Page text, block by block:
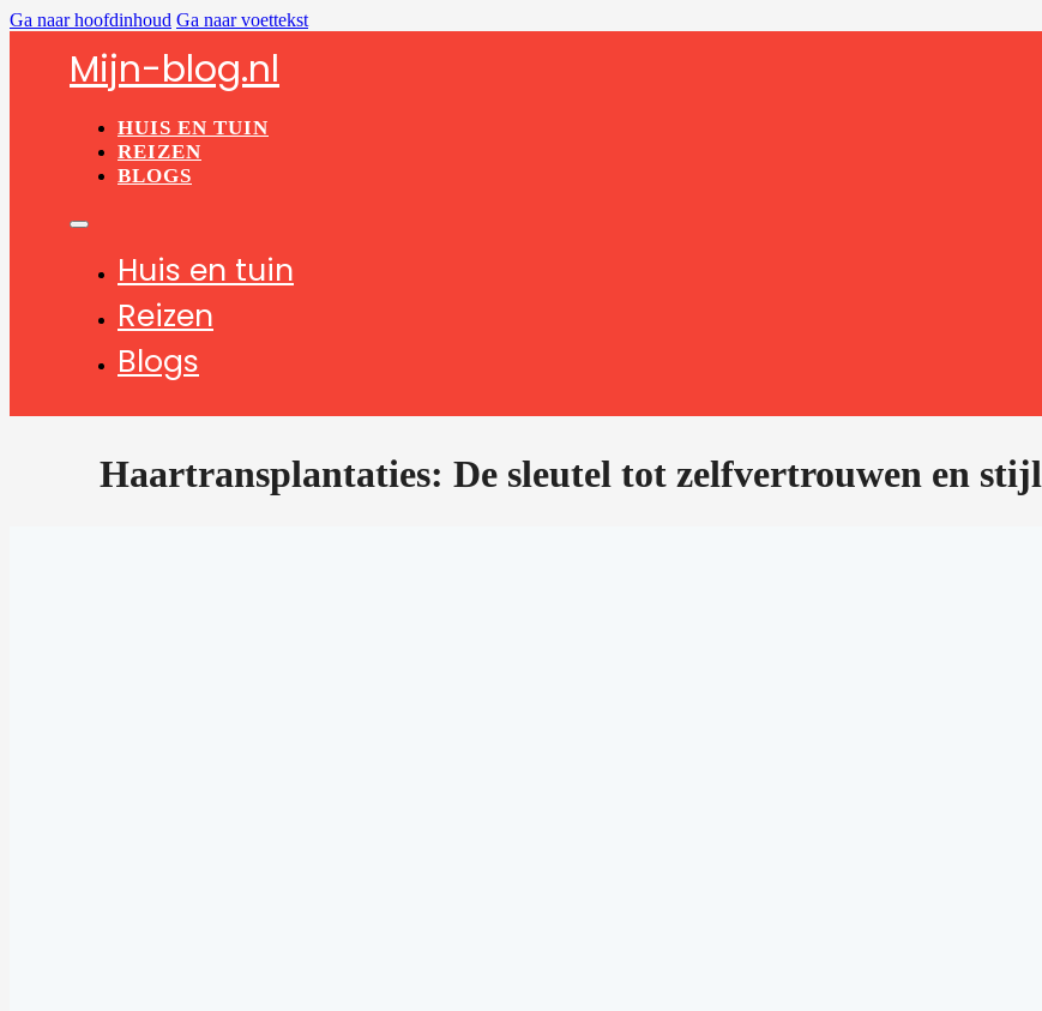
Ga naar hoofdinhoud Ga naar voettekst
Mijn-blog.nl
HUIS EN TUIN
REIZEN
BLOGS
Huis en tuin
Reizen
Blogs
Haartransplantaties: De sleutel tot zelfvertrouwen en stijl